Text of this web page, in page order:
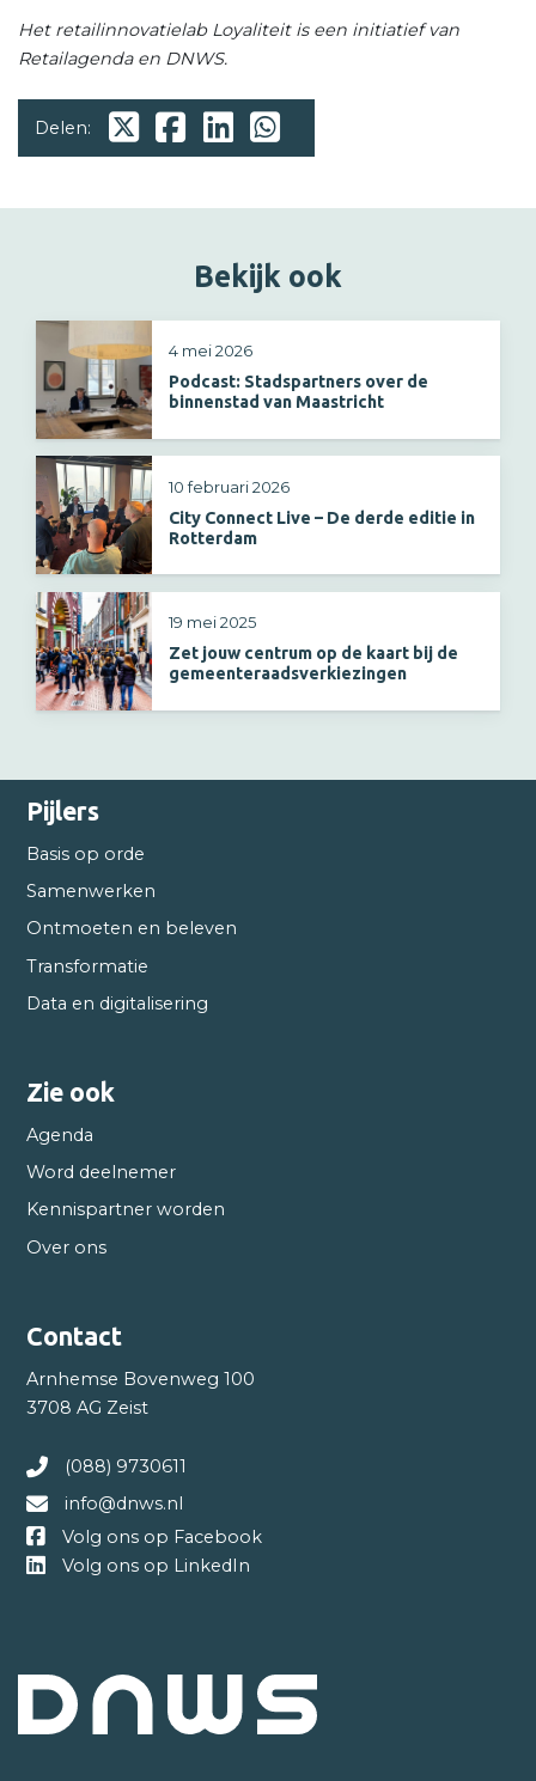
Het retailinnovatielab Loyaliteit is een initiatief van
Retailagenda en DNWS.
Delen:
Bekijk ook
Podcast: Stadspartners over de
binnenstad van Maastricht
4 mei 2026
City Connect Live – De derde editie in
Rotterdam
10 februari 2026
Zet jouw centrum op de kaart bij de
gemeenteraadsverkiezingen
19 mei 2025
Pijlers
Basis op orde
Samenwerken
Ontmoeten en beleven
Transformatie
Data en digitalisering
Zie ook
Agenda
Word deelnemer
Kennispartner worden
Over ons
Contact
Arnhemse Bovenweg 100
3708 AG Zeist
(088) 9730611
info@dnws.nl
Volg ons op Facebook
Volg ons op LinkedIn